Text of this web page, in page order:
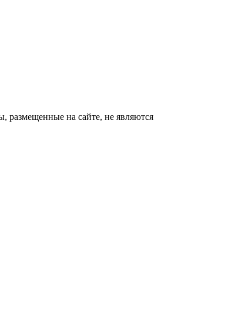
на сайте, не являются